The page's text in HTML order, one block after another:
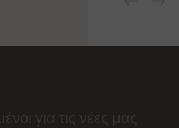
για τις νέες μας